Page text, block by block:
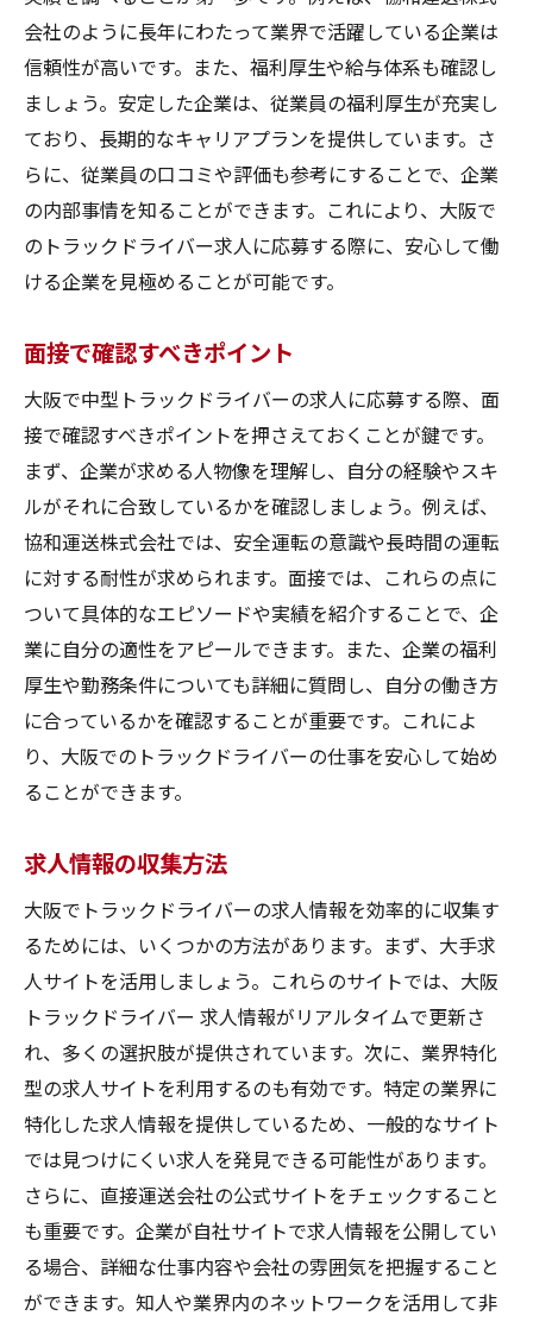
会社のように長年にわたって業界で活躍している企業は
信頼性が高いです。また、福利厚生や給与体系も確認し
ましょう。安定した企業は、従業員の福利厚生が充実し
ており、長期的なキャリアプランを提供しています。さ
らに、従業員の口コミや評価も参考にすることで、企業
の内部事情を知ることができます。これにより、大阪で
のトラックドライバー求人に応募する際に、安心して働
ける企業を見極めることが可能です。
面接で確認すべきポイント
大阪で中型トラックドライバーの求人に応募する際、面
接で確認すべきポイントを押さえておくことが鍵です。
まず、企業が求める人物像を理解し、自分の経験やスキ
ルがそれに合致しているかを確認しましょう。例えば、
協和運送株式会社では、安全運転の意識や長時間の運転
に対する耐性が求められます。面接では、これらの点に
ついて具体的なエピソードや実績を紹介することで、企
業に自分の適性をアピールできます。また、企業の福利
厚生や勤務条件についても詳細に質問し、自分の働き方
に合っているかを確認することが重要です。これによ
り、大阪でのトラックドライバーの仕事を安心して始め
ることができます。
求人情報の収集方法
大阪でトラックドライバーの求人情報を効率的に収集す
るためには、いくつかの方法があります。まず、大手求
人サイトを活用しましょう。これらのサイトでは、大阪
トラックドライバー 求人情報がリアルタイムで更新さ
れ、多くの選択肢が提供されています。次に、業界特化
型の求人サイトを利用するのも有効です。特定の業界に
特化した求人情報を提供しているため、一般的なサイト
では見つけにくい求人を発見できる可能性があります。
さらに、直接運送会社の公式サイトをチェックすること
も重要です。企業が自社サイトで求人情報を公開してい
る場合、詳細な仕事内容や会社の雰囲気を把握すること
ができます。知人や業界内のネットワークを活用して非